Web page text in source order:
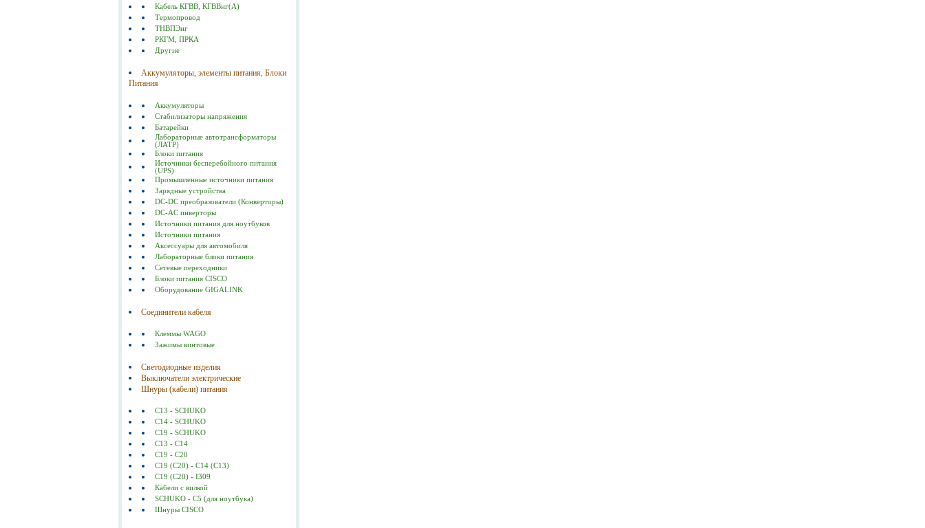
Кабель КГВВ, КГВВнг(А)
Термопровод
ТНВПЭнг
РКГМ, ПРКА
Другие
Аккумуляторы, элементы питания, Блоки
Питания
Аккумуляторы
Стабилизаторы напряжения
Батарейки
Лабораторные автотрансформаторы
(ЛАТР)
Блоки питания
Источники бесперебойного питания
(UPS)
Промышленные источники питания
Зарядные устройства
DC-DC преобразователи (Конверторы)
DC-AC инверторы
Источники питания для ноутбуков
Источники питания
Аксессуары для автомобиля
Лабораторные блоки питания
Сетевые переходники
Блоки питания CISCO
Оборудование GIGALINK
Соединители кабеля
Клеммы WAGO
Зажимы винтовые
Светодиодные изделия
Выключатели электрические
Шнуры (кабели) питания
C13 - SCHUKO
C14 - SCHUKO
C19 - SCHUKO
C13 - C14
C19 - C20
C19 (С20) - C14 (С13)
C19 (C20) - I309
Кабели с вилкой
SCHUKO - C5 (для ноутбука)
Шнуры CISCO